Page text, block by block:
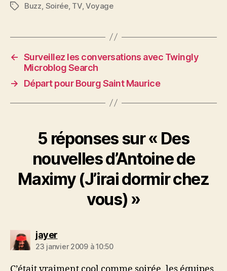
Étiquettes
Buzz, Soirée, TV,Voyage
← Surveillez les conversations avec Twingly
Microblog Search
→
Départ pour Bourg Saint Maurice
5 réponses sur « Des
nouvelles d’Antoine de
Maximy (J’irai dormir chez
vous) »
jayerdit :
23 janvier 2009 à 10:50